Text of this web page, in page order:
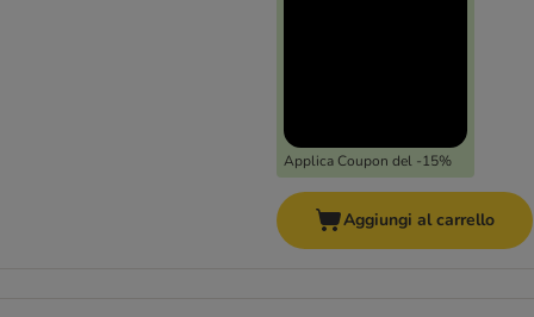
Applica Coupon del -15%
Aggiungi al carrello